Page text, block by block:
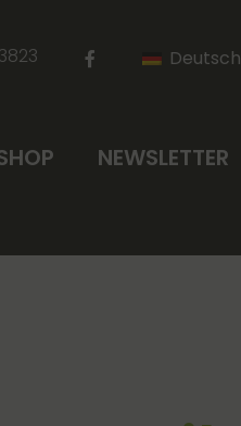
Deutsch
NEWSLETTER